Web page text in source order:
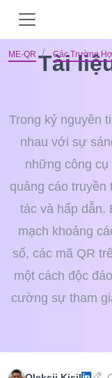
ME-QR Các Trường
Tài
Trong kỷ nguyên
nhau với sự
những công cụ
quảng cáo
tác và hấp dẫn.
mạch khoảng
số, các mã QR
một cách độc
cường sự tham